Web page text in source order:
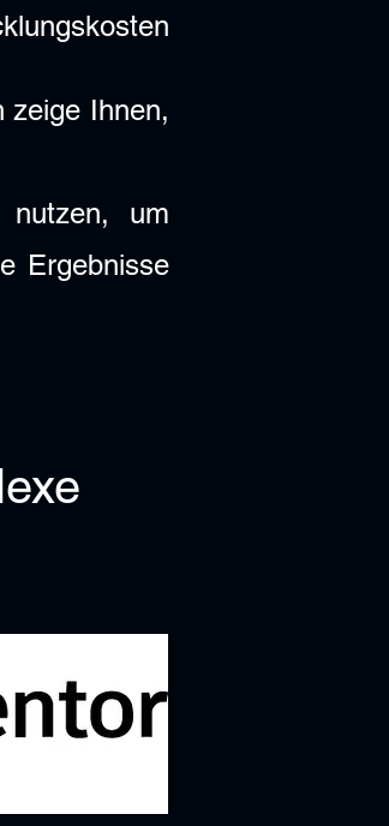
zeige Ihnen,
um
Ergebnisse